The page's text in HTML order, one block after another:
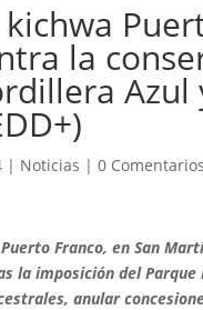
la
| Noticias |0 Comentarios
Franco, en San
la imposición del
anular